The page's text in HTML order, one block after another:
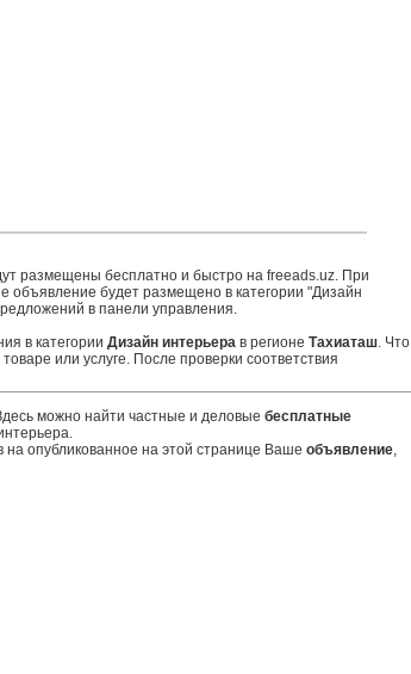
размещены бесплатно и быстро на freeads.uz. При
объявление будет размещено в категории "Дизайн
в панели управления.
в категории Дизайн интерьерав регионе Тахиаташ. Что
или услуге. После проверки соответствия
можно найти частные и деловые бесплатные
опубликованное на этой странице Ваше объявление,